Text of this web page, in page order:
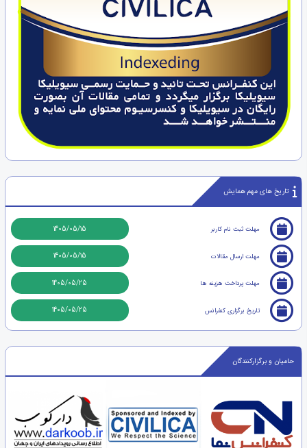
تاریخ های مهم همایش
مهلت ثبت نام کاربر 1405/05/15
مهلت ارسال مقالات 1405/05/15
مهلت پرداخت هزینه ها 1405/05/25
تاریخ برگزاری کنفرانس 1405/05/25
حامیان و برگزارکنندگان